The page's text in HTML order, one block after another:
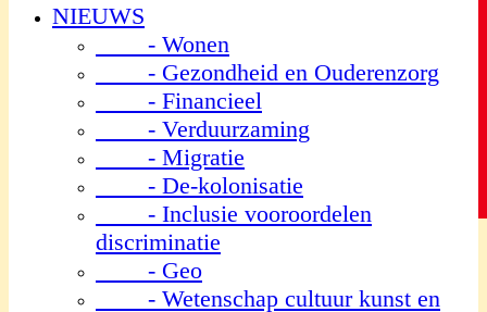
NIEUWS
- Wonen
- Gezondheid en Ouderenzorg
- Financieel
- Verduurzaming
- Migratie
- De-kolonisatie
- Inclusie vooroordelen
discriminatie
- Geo
- Wetenschap cultuur kunst en